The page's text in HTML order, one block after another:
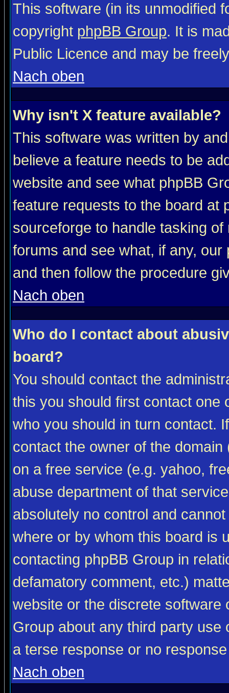
This software (in its unmodified
copyright phpBB Group. It is
Public Licence and may be
Nach oben
Why isn't X feature available?
This software was written by
believe a feature needs to be
website and see what phpBB
feature requests to the board at
sourceforge to handle tasking
forums and see what, if any,
and then follow the procedure
Nach oben
Who do I contact about
board?
You should contact the
this you should first contact one
who you should in turn contact.
contact the owner of the
on a free service (e.g. yahoo,
abuse department of that
absolutely no control and
where or by whom this board is
contacting phpBB Group in
defamatory comment, etc.)
website or the discrete software
Group about any third party
a terse response or no
Nach oben